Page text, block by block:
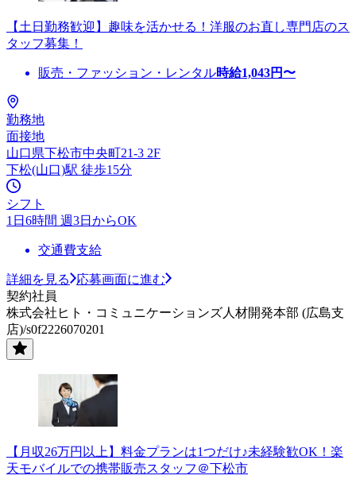
【土日勤務歓迎】趣味を活かせる！洋服のお直し専門店のス
タッフ募集！
販売・ファッション・レンタル時給1,043円〜
勤務地
面接地
山口県下松市中央町21-3 2F
下松(山口)駅 徒歩15分
シフト
1日6時間 週3日からOK
交通費支給
詳細を見る
応募画面に進む
契約社員
株式会社ヒト・コミュニケーションズ人材開発本部 (広島支
店)/s0f2226070201
【月収26万円以上】料金プランは1つだけ♪未経験歓OK！楽
天モバイルでの携帯販売スタッフ＠下松市